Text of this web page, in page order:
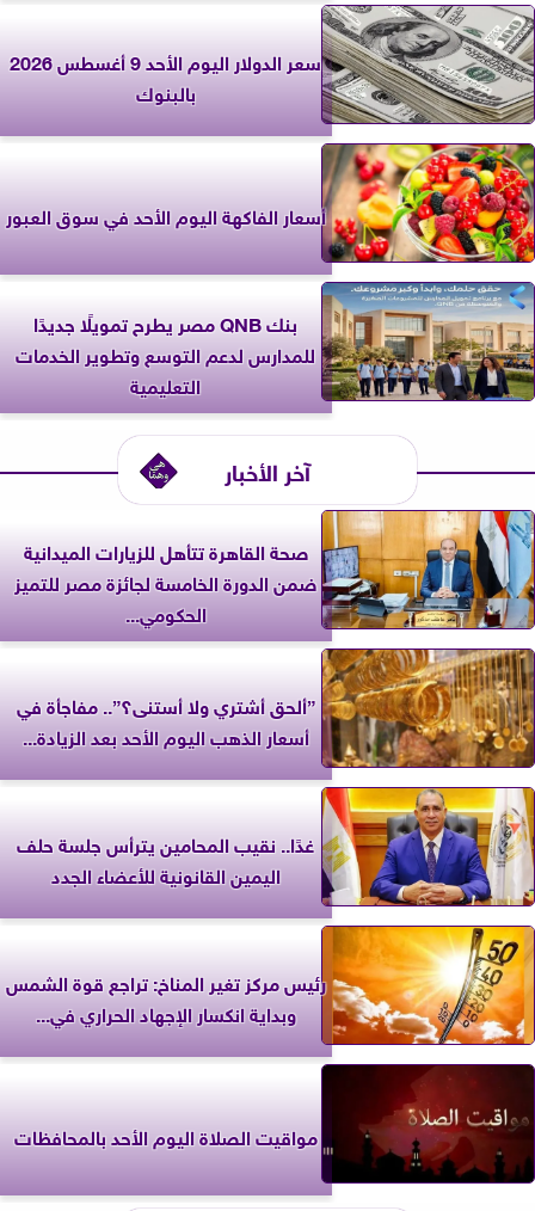
سعر الدولار اليوم الأحد 9 أغسطس 2026
بالبنوك
أسعار الفاكهة اليوم الأحد في سوق العبور
بنك QNB مصر يطرح تمويلًا جديدًا
للمدارس لدعم التوسع وتطوير الخدمات
التعليمية
آخر الأخبار
صحة القاهرة تتأهل للزيارات الميدانية
ضمن الدورة الخامسة لجائزة مصر للتميز
الحكومي...
”ألحق أشتري ولا أستنى؟”.. مفاجأة في
أسعار الذهب اليوم الأحد بعد الزيادة...
غدًا.. نقيب المحامين يترأس جلسة حلف
اليمين القانونية للأعضاء الجدد
رئيس مركز تغير المناخ: تراجع قوة الشمس
وبداية انكسار الإجهاد الحراري في...
مواقيت الصلاة اليوم الأحد بالمحافظات